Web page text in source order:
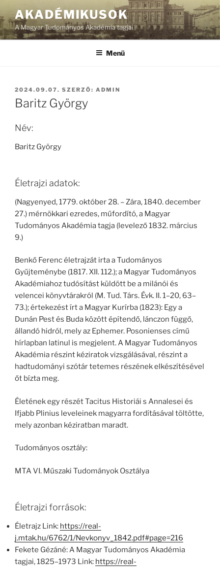
AKADÉMIKUSOK
A Magyar Tudományos Akadémia tagjai
Menü
BEKÜLDVE:
2024.09.07. SZERZŐ: ADMIN
Baritz György
Név:
Baritz György
Életrajzi adatok:
(Nagyenyed, 1779. október 28. – Zára, 1840. december
27.) mérnökkari ezredes, műfordító, a Magyar
Tudományos Akadémia tagja (levelező 1832. március
9.)
Benkő Ferenc életrajzát irta a Tudományos
Gyűjteménybe (1817. XII. 112.); a Magyar Tudományos
Akadémiahoz tudósítást küldött be a milánói és
velencei könyvtárakról (M. Tud. Társ. Évk. II. 1–20, 63–
73.); értekezést írt a Magyar Kurírba (1823): Egy a
Dunán Pest és Buda között építendő, lánczon függő,
állandó hidról, mely az Ephemer. Posonienses című
hírlapban latinul is megjelent. A Magyar Tudományos
Akadémia részint kéziratok vizsgálásával, részint a
hadtudományi szótár tetemes részének elkészítésével
őt bízta meg.
Életének egy részét Tacitus Historiái s Annalesei és
Ifjabb Plinius leveleinek magyarra fordításával töltötte,
mely azonban kéziratban maradt.
Tudományos osztály:
MTA VI. Műszaki Tudományok Osztálya
Életrajzi források:
Életrajz Link: https://real-
j.mtak.hu/6762/1/Nevkonyv_1842.pdf#page=216
Fekete Gézáné: A Magyar Tudományos Akadémia
tagjai, 1825–1973 Link: https://real-